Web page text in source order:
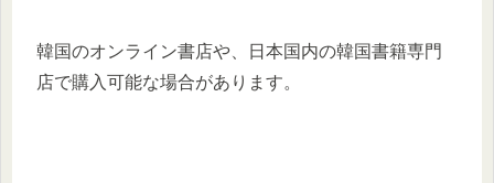
韓国のオンライン書店や、日本国内の韓国書籍専門
店で購入可能な場合があります。